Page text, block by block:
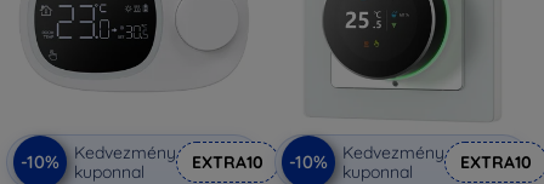
-10%
Kedvezmény
kuponnal
EXTRA10 -10%
Kedvezmény
kuponnal
EXTRA10